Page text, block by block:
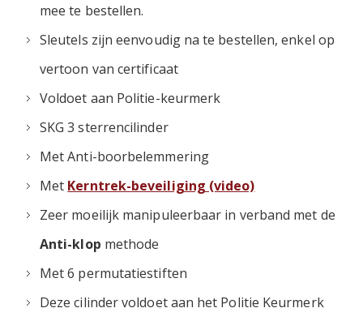
mee te bestellen.
Sleutels zijn eenvoudig na te bestellen, enkel op
vertoon van certificaat
Voldoet aan Politie-keurmerk
SKG 3 sterrencilinder
Met Anti-boorbelemmering
Met Kerntrek-beveiliging (video)
Zeer moeilijk manipuleerbaar in verband met de
Anti-klop methode
Met 6 permutatiestiften
Deze cilinder voldoet aan het Politie Keurmerk